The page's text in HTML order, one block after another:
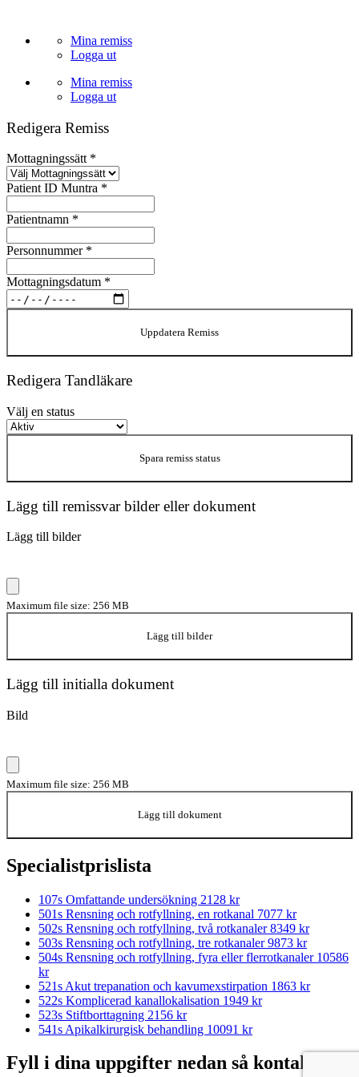
content
Mina remiss
Logga ut
Mina remiss
Logga ut
Redigera Remiss
Mottagningssätt *
Patient ID Muntra *
Patientnamn *
Personnummer *
Mottagningsdatum *
Uppdatera Remiss
Redigera Tandläkare
Välj en status
Spara remiss status
Lägg till remissvar bilder eller dokument
Lägg till bilder
Maximum file size: 256 MB
Lägg till bilder
Lägg till initialla dokument
Bild
Maximum file size: 256 MB
Lägg till dokument
Specialistprislista
107s Omfattande undersökning 2128 kr
501s Rensning och rotfyllning, en rotkanal 7077 kr
502s Rensning och rotfyllning, två rotkanaler8349 kr
503s Rensning och rotfyllning, tre rotkanaler9873 kr
504s Rensning och rotfyllning, fyra eller flerrotkanaler 10586
kr
521s Akut trepanation och kavumexstirpation 1863 kr
522s Komplicerad kanallokalisation 1949 kr
523s Stiftborttagning 2156 kr
541s Apikalkirurgisk behandling 10091 kr
Fyll i dina uppgifter nedan så kontaktar